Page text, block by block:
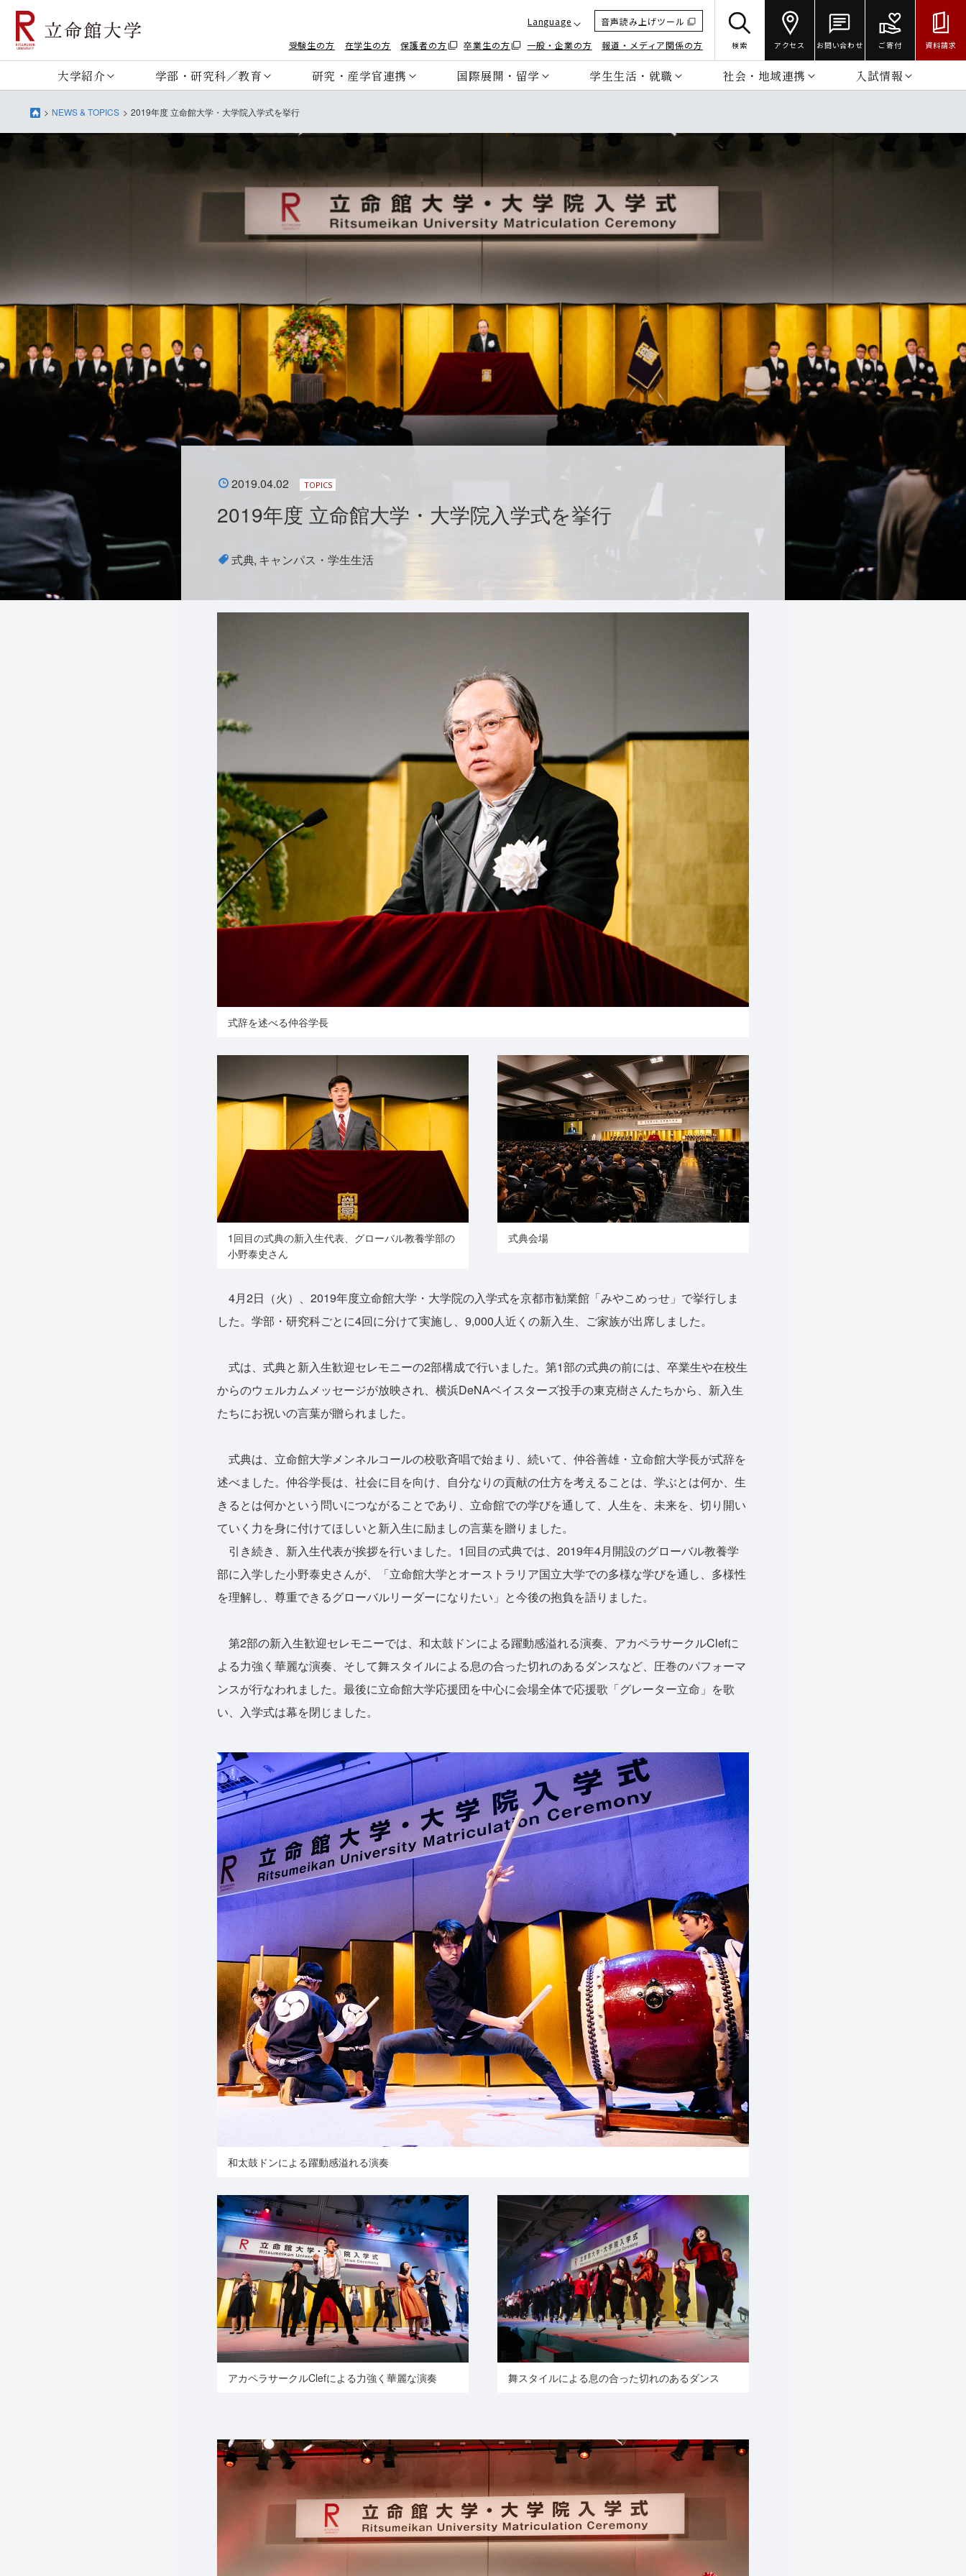
Language
音声読み上げツール
受験生の方
在学生の方 保護者の方 卒業生の方 一般・企業の方 報道・メディア関係の方 検索 アクセス お問い合わせ ご寄付 資料請求
大学紹介 学部・研究科／教育 研究・産学官連携 国際展開・留学 学生生活・就職 社会・地域連携 入試情報
NEWS & TOPICS 2019年度 立命館大学・大学院入学式を挙行
2019.04.02 TOPICS
2019年度 立命館大学・大学院入学式を挙行
式典 キャンパス・学生生活
式辞を述べる仲谷学長
1回目の式典の新入生代表、グローバル教養学部の
小野泰史さん
式典会場
4月2日（火）、2019年度立命館大学・大学院の入学式を京都市勧業館「みやこめっせ」で挙行しま
した。学部・研究科ごとに4回に分けて実施し、9,000人近くの新入生、ご家族が出席しました。
式は、式典と新入生歓迎セレモニーの2部構成で行いました。第1部の式典の前には、卒業生や在校生
からのウェルカムメッセージが放映され、横浜DeNAベイスターズ投手の東克樹さんたちから、新入生
たちにお祝いの言葉が贈られました。
式典は、立命館大学メンネルコールの校歌斉唱で始まり、続いて、仲谷善雄・立命館大学長が式辞を
述べました。仲谷学長は、社会に目を向け、自分なりの貢献の仕方を考えることは、学ぶとは何か、生
きるとは何かという問いにつながることであり、立命館での学びを通して、人生を、未来を、切り開い
ていく力を身に付けてほしいと新入生に励ましの言葉を贈りました。
引き続き、新入生代表が挨拶を行いました。1回目の式典では、2019年4月開設のグローバル教養学
部に入学した小野泰史さんが、「立命館大学とオーストラリア国立大学での多様な学びを通し、多様性
を理解し、尊重できるグローバルリーダーになりたい」と今後の抱負を語りました。
第2部の新入生歓迎セレモニーでは、和太鼓ドンによる躍動感溢れる演奏、アカペラサークルClefに
よる力強く華麗な演奏、そして舞スタイルによる息の合った切れのあるダンスなど、圧巻のパフォーマ
ンスが行なわれました。最後に立命館大学応援団を中心に会場全体で応援歌「グレーター立命」を歌
い、入学式は幕を閉じました。
和太鼓ドンによる躍動感溢れる演奏
アカペラサークルClefによる力強く華麗な演奏 舞スタイルによる息の合った切れのあるダンス